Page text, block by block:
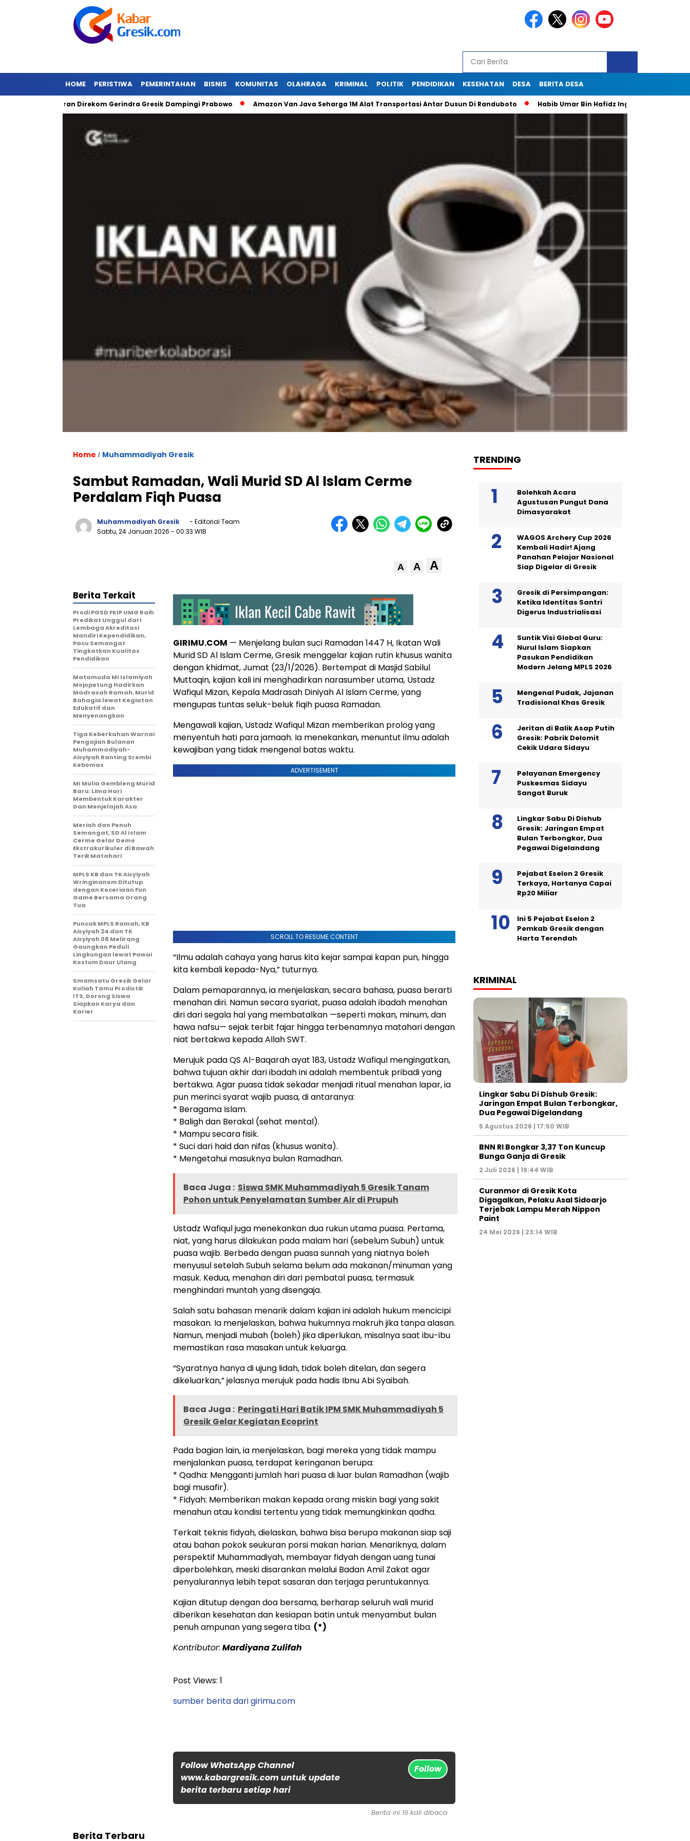
HOME PERISTIWA PEMERINTAHAN BISNIS KOMUNITAS OLAHRAGA KRIMINAL POLITIK PENDIDIKAN KESEHATAN DESA BERITA DESA
Gibran Direkom Gerindra Gresik Dampingi Prabowo Amazon Van Java Seharga 1M Alat Transportasi Antar Dusun Di Randuboto Habib Umar Bin Hafidz Ingatkan Warga Gresik
Home / Muhammadiyah Gresik
Sambut Ramadan, Wali Murid SD Al Islam Cerme
Perdalam Fiqh Puasa
Muhammadiyah Gresik
- Editorial Team
Sabtu, 24 Januari 2026 - 00:33 WIB
A A A
GIRIMU.COM — Menjelang bulan suci Ramadan 1447 H, Ikatan Wali
Murid SD Al Islam Cerme, Gresik menggelar kajian rutin khusus wanita
dengan khidmat, Jumat (23/1/2026). Bertempat di Masjid Sabilul
Muttaqin, kajian kali ini menghadirkan narasumber utama, Ustadz
Wafiqul Mizan, Kepala Madrasah Diniyah Al Islam Cerme, yang
mengupas tuntas seluk-beluk fiqih puasa Ramadan.
Mengawali kajian, Ustadz Wafiqul Mizan memberikan prolog yang
menyentuh hati para jamaah. Ia menekankan, menuntut ilmu adalah
kewajiban yang tidak mengenal batas waktu.
ADVERTISEMENT
SCROLL TO RESUME CONTENT
“Ilmu adalah cahaya yang harus kita kejar sampai kapan pun, hingga
kita kembali kepada-Nya,” tuturnya.
Dalam pemaparannya, ia menjelaskan, secara bahasa, puasa berarti
menahan diri. Namun secara syariat, puasa adalah ibadah menahan
diri dari segala hal yang membatalkan —seperti makan, minum, dan
hawa nafsu— sejak terbit fajar hingga terbenamnya matahari dengan
niat bertakwa kepada Allah SWT.
Merujuk pada QS Al-Baqarah ayat 183, Ustadz Wafiqul mengingatkan,
bahwa tujuan akhir dari ibadah ini adalah membentuk pribadi yang
bertakwa. Agar puasa tidak sekadar menjadi ritual menahan lapar, ia
pun merinci syarat wajib puasa, di antaranya:
* Beragama Islam.
* Baligh dan Berakal (sehat mental).
* Mampu secara fisik.
* Suci dari haid dan nifas (khusus wanita).
* Mengetahui masuknya bulan Ramadhan.
Baca Juga : Siswa SMK Muhammadiyah 5 Gresik Tanam
Pohon untuk Penyelamatan Sumber Air di Prupuh
Ustadz Wafiqul juga menekankan dua rukun utama puasa. Pertama,
niat, yang harus dilakukan pada malam hari (sebelum Subuh) untuk
puasa wajib. Berbeda dengan puasa sunnah yang niatnya boleh
menyusul setelah Subuh selama belum ada makanan/minuman yang
masuk. Kedua, menahan diri dari pembatal puasa, termasuk
menghindari muntah yang disengaja.
Salah satu bahasan menarik dalam kajian ini adalah hukum mencicipi
masakan. Ia menjelaskan, bahwa hukumnya makruh jika tanpa alasan.
Namun, menjadi mubah (boleh) jika diperlukan, misalnya saat ibu-ibu
memastikan rasa masakan untuk keluarga.
“Syaratnya hanya di ujung lidah, tidak boleh ditelan, dan segera
dikeluarkan,” jelasnya merujuk pada hadis Ibnu Abi Syaibah.
Baca Juga : Peringati Hari Batik IPM SMK Muhammadiyah 5
Gresik Gelar Kegiatan Ecoprint
Pada bagian lain, ia menjelaskan, bagi mereka yang tidak mampu
menjalankan puasa, terdapat keringanan berupa:
* Qadha: Mengganti jumlah hari puasa di luar bulan Ramadhan (wajib
bagi musafir).
* Fidyah: Memberikan makan kepada orang miskin bagi yang sakit
menahun atau kondisi tertentu yang tidak memungkinkan qadha.
Terkait teknis fidyah, dielaskan, bahwa bisa berupa makanan siap saji
atau bahan pokok seukuran porsi makan harian. Menariknya, dalam
perspektif Muhammadiyah, membayar fidyah dengan uang tunai
diperbolehkan, meski disarankan melalui Badan Amil Zakat agar
penyalurannya lebih tepat sasaran dan terjaga peruntukannya.
Kajian ditutup dengan doa bersama, berharap seluruh wali murid
diberikan kesehatan dan kesiapan batin untuk menyambut bulan
penuh ampunan yang segera tiba. (*)
Kontributor: Mardiyana Zulifah
Post Views: 1
sumber berita dari girimu.com
Follow WhatsApp Channel
www.kabargresik.com untuk update
berita terbaru setiap hari
Follow
Berita Terkait
Prodi PGSD FKIP UMG Raih
Predikat Unggul dari
Lembaga Akreditasi
Mandiri Kependidikan,
Pacu Semangat
Tingkatkan Kualitas
Pendidikan
Matamuda MI Islamiyah
Mojopetung Hadirkan
Madrasah Ramah, Murid
Bahagia lewat Kegiatan
Edukatif dan
Menyenangkan
Tiga Keberkahan Warnai
Pengajian Bulanan
Muhammadiyah-
Aisyiyah Ranting Srembi
Kebomas
MI Mulia Gembleng Murid
Baru: Lima Hari
Membentuk Karakter
Dan Menjelajah Asa
Meriah dan Penuh
Semangat, SD Al Islam
Cerme Gelar Demo
Ekstrakurikuler di Bawah
Terik Matahari
MPLS KB dan TK Aisyiyah
Wringinanom Ditutup
dengan Keceriaan Fun
Game Bersama Orang
Tua
Puncak MPLS Ramah, KB
Aisyiyah 24 dan TK
Aisyiyah 08 Melirang
Gaungkan Peduli
Lingkungan lewat Pawai
Kostum Daur Ulang
Smamsatu Gresik Gelar
Kuliah Tamu Prodistik
ITS, Dorong Siswa
Siapkan Karya dan
Karier
Berita ini 16 kali dibaca
Berita Terbaru
TRENDING
Bolehkah Acara
Agustusan Pungut Dana
Dimasyarakat
WAGOS Archery Cup 2026
Kembali Hadir! Ajang
Panahan Pelajar Nasional
Siap Digelar di Gresik
Gresik di Persimpangan:
Ketika Identitas Santri
Digerus Industrialisasi
Suntik Visi Global Guru:
Nurul Islam Siapkan
Pasukan Pendidikan
Modern Jelang MPLS 2026
Mengenal Pudak, Jajanan
Tradisional Khas Gresik
Jeritan di Balik Asap Putih
Gresik: Pabrik Delomit
Cekik Udara Sidayu
Pelayanan Emergency
Puskesmas Sidayu
Sangat Buruk
Lingkar Sabu Di Dishub
Gresik: Jaringan Empat
Bulan Terbongkar, Dua
Pegawai Digelandang
Pejabat Eselon 2 Gresik
Terkaya, Hartanya Capai
Rp20 Miliar
Ini 5 Pejabat Eselon 2
Pemkab Gresik dengan
Harta Terendah
KRIMINAL
Lingkar Sabu Di Dishub Gresik:
Jaringan Empat Bulan Terbongkar,
Dua Pegawai Digelandang
5 Agustus 2026 | 17:50 WIB
BNN RI Bongkar 3,37 Ton Kuncup
Bunga Ganja di Gresik
2 Juli 2026 | 19:44 WIB
Curanmor di Gresik Kota
Digagalkan, Pelaku Asal Sidoarjo
Terjebak Lampu Merah Nippon
Paint
24 Mei 2026 | 23:14 WIB